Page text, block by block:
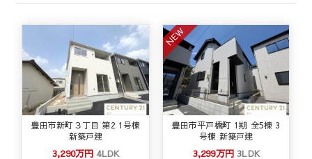
豊田市新町３丁目 第2 1号棟
新築戸建
3,290万円 4LDK
NEW
豊田市平戸橋町 1期 全5棟 3
号棟 新築戸建
3,299万円3LDK